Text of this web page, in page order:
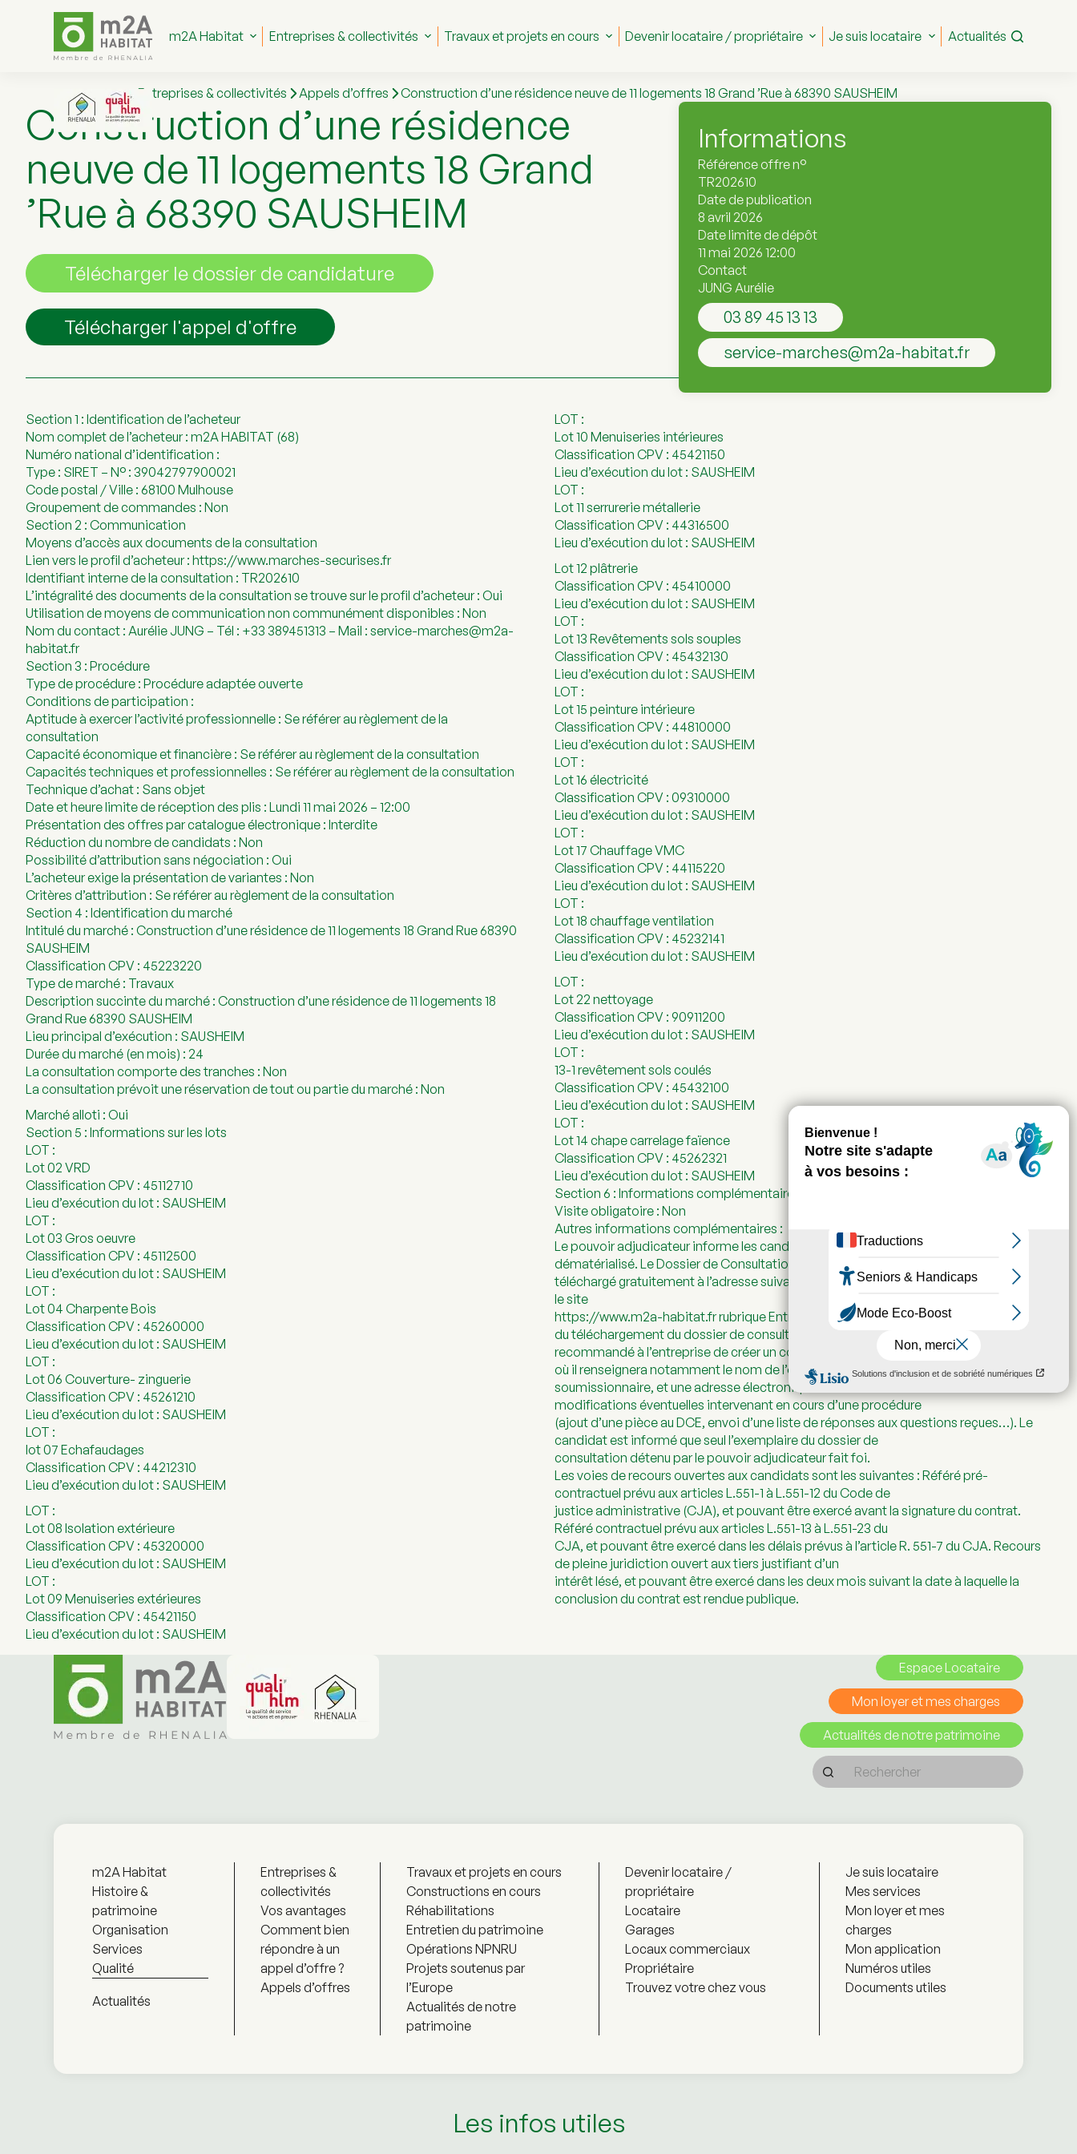
m2A Habitat Entreprises & collectivités Travaux et projets en cours Devenir locataire / propriétaire Je suis locataire Actualités
Entreprises & collectivités Appels d’offres Construction d’une résidence neuve de 11 logements 18 Grand ’Rue à 68390 SAUSHEIM
Construction d’une résidence
neuve de 11 logements 18 Grand
’Rue à 68390 SAUSHEIM
Télécharger le dossier de candidature
Télécharger l'appel d'offre
Informations
Référence offre n°
TR202610
Date de publication
8 avril 2026
Date limite de dépôt
11 mai 2026 12:00
Contact
JUNG Aurélie
03 89 45 13 13
service-marches@m2a-habitat.fr
Section 1 : Identification de l’acheteur
Nom complet de l’acheteur : m2A HABITAT (68)
Numéro national d’identification :
Type : SIRET – N° : 39042797900021
Code postal / Ville : 68100 Mulhouse
Groupement de commandes : Non
Section 2 : Communication
Moyens d’accès aux documents de la consultation
Lien vers le profil d’acheteur : https://www.marches-securises.fr
Identifiant interne de la consultation : TR202610
L’intégralité des documents de la consultation se trouve sur le profil d’acheteur : Oui
Utilisation de moyens de communication non communément disponibles : Non
Nom du contact : Aurélie JUNG – Tél : +33 389451313 – Mail : service-marches@m2a-
habitat.fr
Section 3 : Procédure
Type de procédure : Procédure adaptée ouverte
Conditions de participation :
Aptitude à exercer l’activité professionnelle : Se référer au règlement de la
consultation
Capacité économique et financière : Se référer au règlement de la consultation
Capacités techniques et professionnelles : Se référer au règlement de la consultation
Technique d’achat : Sans objet
Date et heure limite de réception des plis : Lundi 11 mai 2026 – 12:00
Présentation des offres par catalogue électronique : Interdite
Réduction du nombre de candidats : Non
Possibilité d’attribution sans négociation : Oui
L’acheteur exige la présentation de variantes : Non
Critères d’attribution : Se référer au règlement de la consultation
Section 4 : Identification du marché
Intitulé du marché : Construction d’une résidence de 11 logements 18 Grand Rue 68390
SAUSHEIM
Classification CPV : 45223220
Type de marché : Travaux
Description succinte du marché : Construction d’une résidence de 11 logements 18
Grand Rue 68390 SAUSHEIM
Lieu principal d’exécution : SAUSHEIM
Durée du marché (en mois) : 24
La consultation comporte des tranches : Non
La consultation prévoit une réservation de tout ou partie du marché : Non
Marché alloti : Oui
Section 5 : Informations sur les lots
LOT :
Lot 02 VRD
Classification CPV : 45112710
Lieu d’exécution du lot : SAUSHEIM
LOT :
Lot 03 Gros oeuvre
Classification CPV : 45112500
Lieu d’exécution du lot : SAUSHEIM
LOT :
Lot 04 Charpente Bois
Classification CPV : 45260000
Lieu d’exécution du lot : SAUSHEIM
LOT :
Lot 06 Couverture- zinguerie
Classification CPV : 45261210
Lieu d’exécution du lot : SAUSHEIM
LOT :
lot 07 Echafaudages
Classification CPV : 44212310
Lieu d’exécution du lot : SAUSHEIM
LOT :
Lot 08 Isolation extérieure
Classification CPV : 45320000
Lieu d’exécution du lot : SAUSHEIM
LOT :
Lot 09 Menuiseries extérieures
Classification CPV : 45421150
Lieu d’exécution du lot : SAUSHEIM
LOT :
Lot 10 Menuiseries intérieures
Classification CPV : 45421150
Lieu d’exécution du lot : SAUSHEIM
LOT :
Lot 11 serrurerie métallerie
Classification CPV : 44316500
Lieu d’exécution du lot : SAUSHEIM
Lot 12 plâtrerie
Classification CPV : 45410000
Lieu d’exécution du lot : SAUSHEIM
LOT :
Lot 13 Revêtements sols souples
Classification CPV : 45432130
Lieu d’exécution du lot : SAUSHEIM
LOT :
Lot 15 peinture intérieure
Classification CPV : 44810000
Lieu d’exécution du lot : SAUSHEIM
LOT :
Lot 16 électricité
Classification CPV : 09310000
Lieu d’exécution du lot : SAUSHEIM
LOT :
Lot 17 Chauffage VMC
Classification CPV : 44115220
Lieu d’exécution du lot : SAUSHEIM
LOT :
Lot 18 chauffage ventilation
Classification CPV : 45232141
Lieu d’exécution du lot : SAUSHEIM
LOT :
Lot 22 nettoyage
Classification CPV : 90911200
Lieu d’exécution du lot : SAUSHEIM
LOT :
13-1 revêtement sols coulés
Classification CPV : 45432100
Lieu d’exécution du lot : SAUSHEIM
LOT :
Lot 14 chape carrelage faïence
Classification CPV : 45262321
Lieu d’exécution du lot : SAUSHEIM
Section 6 : Informations complémentaires
Visite obligatoire : Non
Autres informations complémentaires :
Le pouvoir adjudicateur informe les candidats que le dossier de consultation est
dématérialisé. Le Dossier de Consultation des Entreprises peut être consulté et
téléchargé gratuitement à l’adresse suivante : https://www.marchessecurises.fr ou via
le site
https://www.m2a-habitat.fr rubrique Entreprises et collectivités Appels d’offres. Lors
du téléchargement du dossier de consultation, il est
recommandé à l’entreprise de créer un compte sur la plateforme de dématérialisation
où il renseignera notamment le nom de l’organisme
soumissionnaire, et une adresse électronique afin de la tenir informée des
modifications éventuelles intervenant en cours d’une procédure
(ajout d’une pièce au DCE, envoi d’une liste de réponses aux questions reçues…). Le
candidat est informé que seul l’exemplaire du dossier de
consultation détenu par le pouvoir adjudicateur fait foi.
Les voies de recours ouvertes aux candidats sont les suivantes : Référé pré-
contractuel prévu aux articles L.551-1 à L.551-12 du Code de
justice administrative (CJA), et pouvant être exercé avant la signature du contrat.
Référé contractuel prévu aux articles L.551-13 à L.551-23 du
CJA, et pouvant être exercé dans les délais prévus à l’article R. 551-7 du CJA. Recours
de pleine juridiction ouvert aux tiers justifiant d’un
intérêt lésé, et pouvant être exercé dans les deux mois suivant la date à laquelle la
conclusion du contrat est rendue publique.
Espace Locataire
Mon loyer et mes charges
Actualités de notre patrimoine
m2A Habitat
Histoire &
patrimoine
Organisation
Services
Qualité
Actualités
Entreprises &
collectivités
Vos avantages
Comment bien
répondre à un
appel d’offre ?
Appels d’offres
Travaux et projets en cours
Constructions en cours
Réhabilitations
Entretien du patrimoine
Opérations NPNRU
Projets soutenus par
l’Europe
Actualités de notre
patrimoine
Devenir locataire /
propriétaire
Locataire
Garages
Locaux commerciaux
Propriétaire
Trouvez votre chez vous
Je suis locataire
Mes services
Mon loyer et mes
charges
Mon application
Numéros utiles
Documents utiles
Les infos utiles